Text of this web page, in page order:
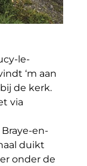
le-
‘m aan
de kerk.
via
en-
duikt
onder de